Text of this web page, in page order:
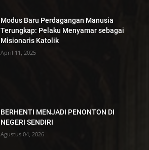
Modus Baru Perdagangan Manusia
Terungkap: Pelaku Menyamar sebagai
Misionaris Katolik
April 11, 2025
BERHENTI MENJADI PENONTON DI
NEGERI SENDIRI
Agustus 04, 2026